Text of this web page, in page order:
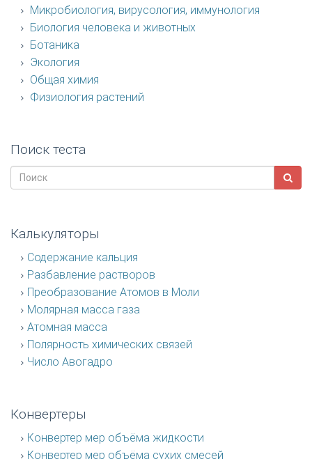
Микробиология, вирусология, иммунология
Биология человека и животных
Ботаника
Экология
Общая химия
Физиология растений
Поиск теста
Калькуляторы
Содержание кальция
Разбавление растворов
Преобразование Атомов в Моли
Молярная масса газа
Атомная масса
Полярность химических связей
Число Авогадро
Конвертеры
Конвертер мер объёма жидкости
Конвертер мер объёма сухих смесей